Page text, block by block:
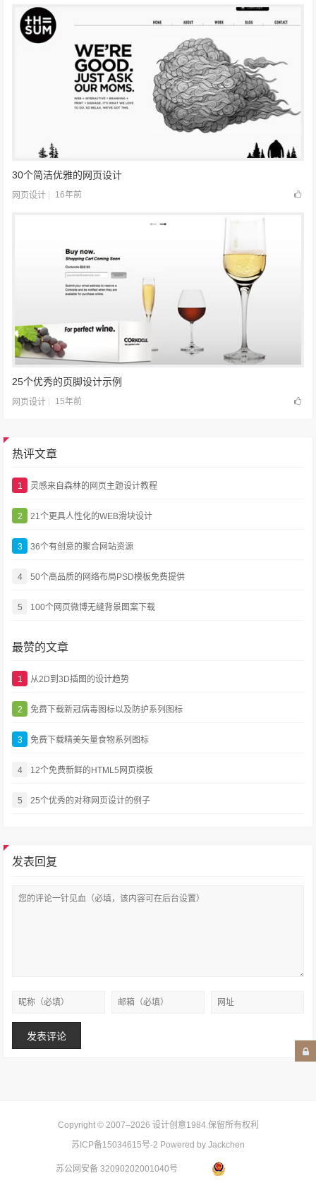
30个简洁优雅的网页设计
网页设计 16年前
25个优秀的页脚设计示例
网页设计 15年前
热评文章
1 灵感来自森林的网页主题设计教程
2 21个更具人性化的WEB滑块设计
3 36个有创意的聚合网站资源
4 50个高品质的网络布局PSD模板免费提供
5 100个网页微博无缝背景图案下载
最赞的文章
1 从2D到3D插图的设计趋势
2 免费下载新冠病毒图标以及防护系列图标
3 免费下载精美矢量食物系列图标
4 12个免费新鲜的HTML5网页模板
5 25个优秀的对称网页设计的例子
发表回复
Copyright © 2007–2026 设计创意1984.保留所有权利
苏ICP备15034615号-2 Powered by Jackchen
苏公网安备 32090202001040号